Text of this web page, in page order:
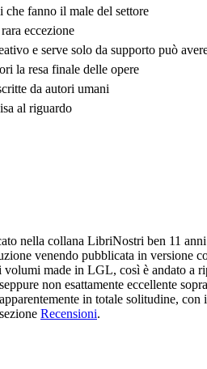
fanno il male del settore
eccezione
e serve solo da supporto può
la resa finale delle opere
da autori umani
al riguardo
nella collana LibriNostri ben 11
venendo pubblicata in versione
volumi made in LGL, così è andato a
non esattamente eccellente
in totale solitudine,
Recensioni.